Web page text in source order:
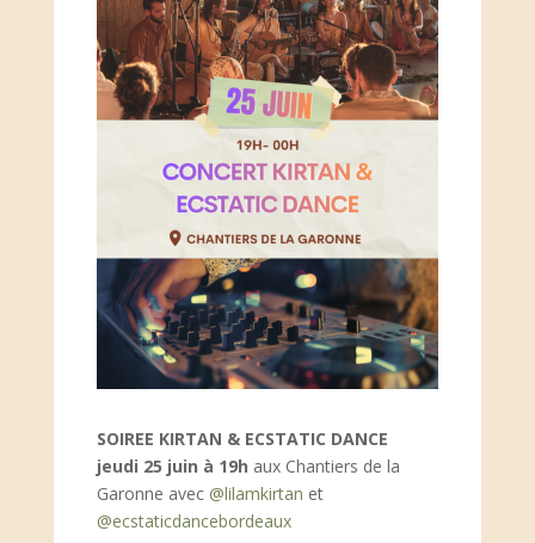
SOIREE KIRTAN & ECSTATIC DANCE
jeudi 25 juin à 19h aux Chantiers de la
Garonne avec @lilamkirtan et
@ecstaticdancebordeaux